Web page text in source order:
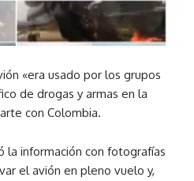
«era usado por los grupos
de drogas y armas en la
con Colombia.
la información con fotografías
el avión en pleno vuelo y,